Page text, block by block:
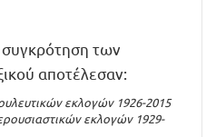
συγκρότηση των
αποτέλεσαν:
εκλογών 1926-2015
εκλογών 1929-